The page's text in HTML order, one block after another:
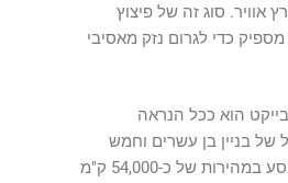
אוויר. סוג זה של פיצוץ
כדי לגרום נזק מאסיבי
הוא ככל הנראה
של בניין בן עשרים וחמש
קומות. האסטרואיד נסע במהירות של כ-54,000 ק"מ